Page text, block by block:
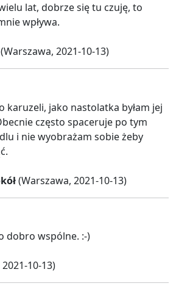
lat, dobrze się tu czuję, to
wpływa.
(Warszawa, 2021-10-13)
karuzeli, jako nastolatka byłam jej
często spaceruje po tym
i nie wyobrażam sobie żeby
(Warszawa, 2021-10-13)
dobro wspólne. :-)
10-13)